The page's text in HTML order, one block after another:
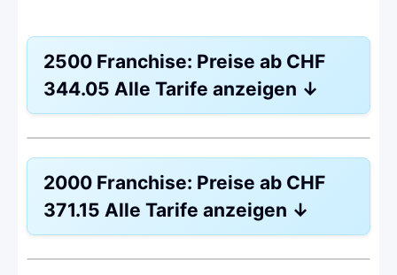
2500 Franchise: Preise ab CHF
344.05 Alle Tarife anzeigen ↓
Modell:
MULTICHOICE
Ohne Unfalldeckung:
2000 Franchise: Preise ab CHF
371.15 Alle Tarife anzeigen ↓